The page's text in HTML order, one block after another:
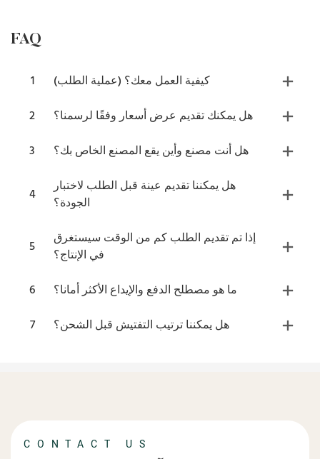
FAQ
1
كيفية العمل معك؟ (عملية الطلب)
2
هل يمكنك تقديم عرض أسعار وفقًا لرسمنا؟
3
هل أنت مصنع وأين يقع المصنع الخاص بك؟
4
هل يمكننا تقديم عينة قبل الطلب لاختبار
الجودة؟
5
إذا تم تقديم الطلب كم من الوقت سيستغرق
في الإنتاج؟
6
ما هو مصطلح الدفع والإيداع الأكثر أمانا؟
7
هل يمكننا ترتيب التفتيش قبل الشحن؟
CONTACT US